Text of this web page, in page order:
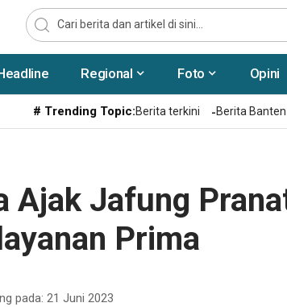
Regional Foto Opini
# Trending Topic:Berita terkini Berita Banten
Ajak Jafung
Prima
pada: 21 Juni 2023